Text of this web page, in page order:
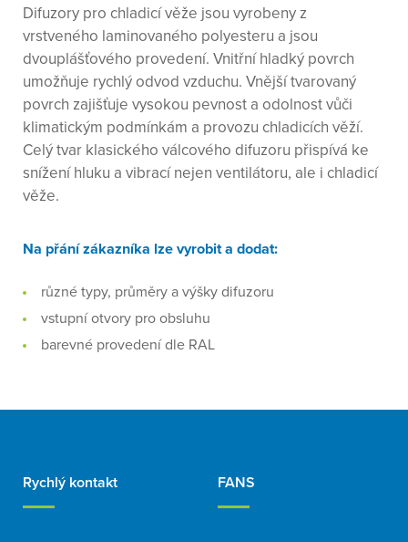
Difuzory pro chladicí věže jsou vyrobeny z
vrstveného laminovaného polyesteru a jsou
dvouplášťového provedení. Vnitřní hladký povrch
umožňuje rychlý odvod vzduchu. Vnější tvarovaný
povrch zajišťuje vysokou pevnost a odolnost vůči
klimatickým podmínkám a provozu chladicích věží.
Celý tvar klasického válcového difuzoru přispívá ke
snížení hluku a vibrací nejen ventilátoru, ale i chladicí
věže.
Na přání zákazníka lze vyrobit a dodat:
různé typy, průměry a výšky difuzoru
vstupní otvory pro obsluhu
barevné provedení dle RAL
Rychlý kontakt FANS